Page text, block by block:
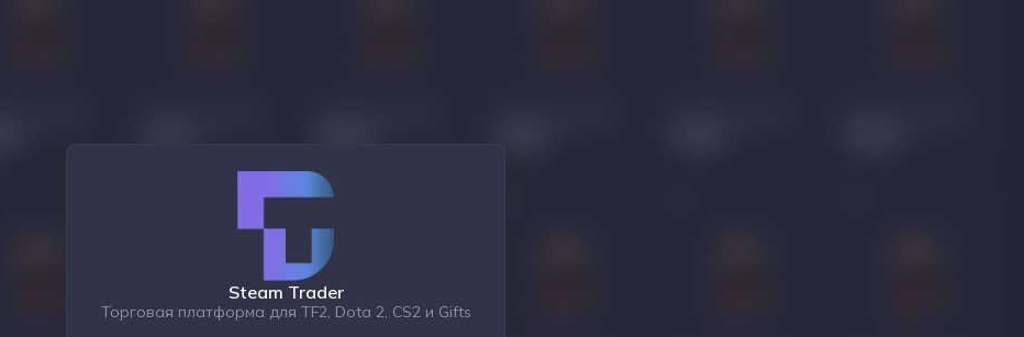
Steam Trader
Торговая платформа для TF2, Dota 2, CS2 и Gifts